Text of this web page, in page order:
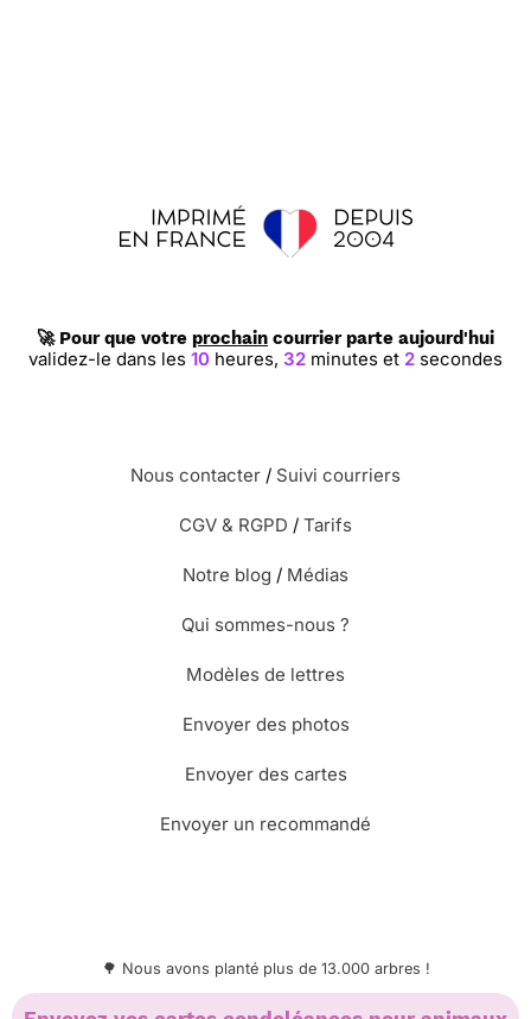
🚀 Pour que votre prochain courrier parte aujourd'hui
validez-le dans les10heures,32minutes et1 seconde
Nous contacter / Suivi courriers
CGV & RGPD / Tarifs
Notre blog / Médias
Qui sommes-nous ?
Modèles de lettres
Envoyer des photos
Envoyer des cartes
Envoyer un recommandé
🌳 Nous avons planté plus de 13.000 arbres !